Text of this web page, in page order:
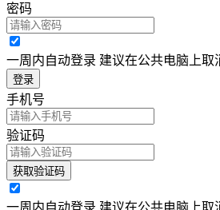
密码
一周内自动登录 建议在公共电脑上取
登录
手机号
验证码
获取验证码
一周内自动登录 建议在公共电脑上取